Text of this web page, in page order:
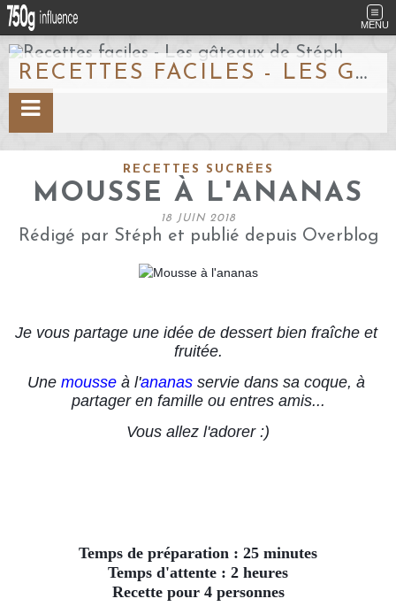
MENU
RECETTES FACILES - LES GÂTEAUX DE STÉPH
RECETTES SUCRÉES
MOUSSE À L'ANANAS
18 JUIN 2018
Rédigé par Stéph et publié depuis Overblog
Je vous partage une idée de dessert bien fraîche et
fruitée.
Une mousse à l'ananas servie dans sa coque, à
partager en famille ou entres amis...
Vous allez l'adorer :)
Temps de préparation : 25 minutes
Temps d'attente : 2 heures
Recette pour 4 personnes